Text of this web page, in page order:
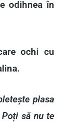
odihnea în
ochi cu
plasa
să nu te